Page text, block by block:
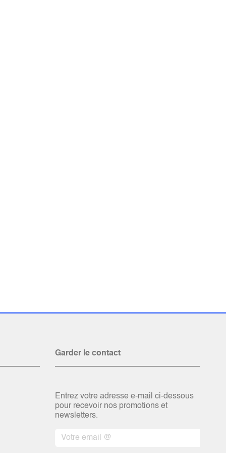
Garder le contact
Entrez votre adresse e-mail ci-dessous
pour recevoir nos promotions et
newsletters.